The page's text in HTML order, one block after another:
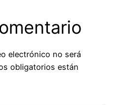
electrónico no será
obligatorios están